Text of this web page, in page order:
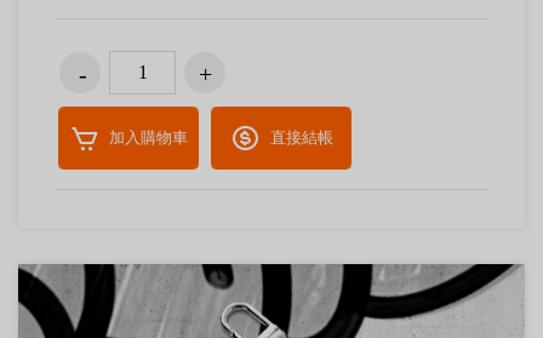
加入購物車 直接結帳